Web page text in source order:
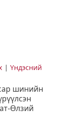
|Үндэсний
шинийн
Өлзий